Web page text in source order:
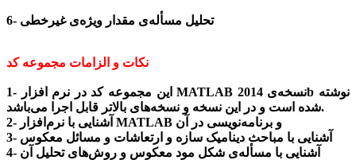
6- تحلیل مسأله‌ی مقدار ویژه‌ی غیرخطی
نکات و الزامات مجموعه کد
1- این مجموعه کد در نرم افزار MATLAB نسخه‌ی 2014b نوشته
شده است و در این نسخه و نسخه‌های بالاتر قابل اجرا می‌باشد.
2- آشنایی با نرم‌افزار MATLAB و برنامه‌نویسی در آن
3- آشنایی با مباحث دینامیک سازه و ارتعاشات و مسائل معکوس
4- آشنایی با مسأله‌ی شکل مود معکوس و روش‌های تحلیل آن